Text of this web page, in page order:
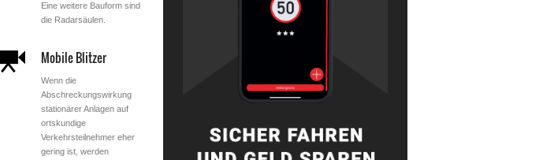
Eine weitere Bauform sind
die Radarsäulen.
Mobile Blitzer
Wenn die
Abschreckungswirkung
stationärer Anlagen auf
ortskundige
Verkehrsteilnehmer eher
gering ist, werden